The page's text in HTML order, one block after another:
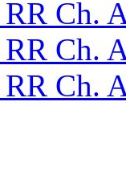
Ch.
Ch.
Ch.